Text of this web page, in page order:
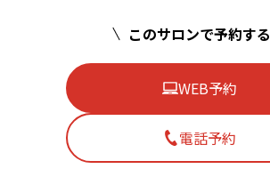
このサロンで予約する
WEB予約
電話予約